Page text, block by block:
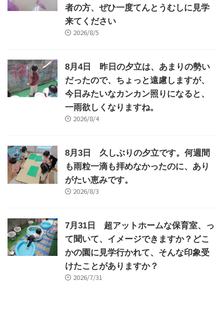
者の方、ぜひ一度てんとうむしに見学
来てください
2026/8/5
8月4日 昨日の夕立は、あまりの勢い
だったので、ちょっと遠慮しますが、
今日みたいなカンカン照りになると、
一雨欲しくなりますね。
2026/8/4
8月3日 久しぶりの夕立です。何週間
も雨粒一滴も拝めなかったのに、あり
がたい恵みです。
2026/8/3
7月31日 超アットホームな保育室、っ
て聞いて、イメージできますか？どこ
かの園に見学行かれて、そんな印象受
けたことがありますか？
2026/7/31